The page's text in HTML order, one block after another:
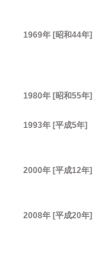
1969年 [昭和44年]
1980年 [昭和55年]
1993年 [平成5年]
2000年 [平成12年]
2008年 [平成20年]